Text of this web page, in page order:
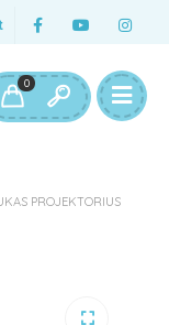
0
PROJEKTORIUS